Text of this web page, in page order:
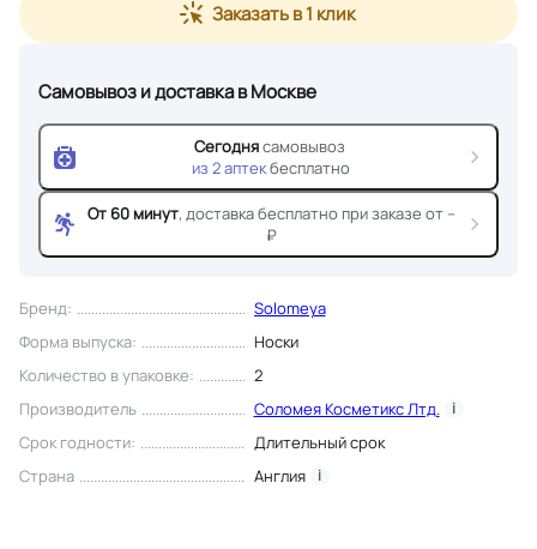
Бренд:
Solomeya
Форма выпуска:
Носки
Количество в упаковке:
2
Производитель
Соломея Косметикс Лтд. i
Срок годности:
Длительный срок
Страна
Англия i
Заказать в 1 клик
Самовывоз и доставкав Москве
Сегоднясамовывоз
из 2аптекбесплатно
От 60 минут, доставкабесплатно при заказе от --
₽